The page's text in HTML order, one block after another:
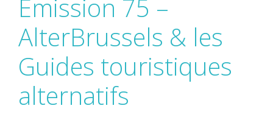
Emission 75 –
AlterBrussels & les
Guides touristiques
alternatifs